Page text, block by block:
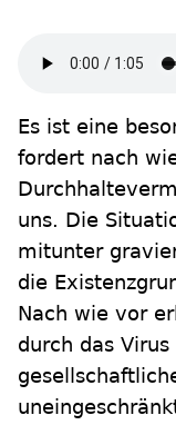
Es ist eine
fordert nach
uns. Die
mitunter
die
Nach wie vor
durch das